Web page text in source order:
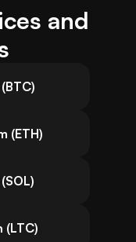
and
(ETH)